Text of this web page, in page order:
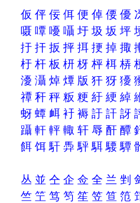
仮伻佞佴便倬偠優
嗫 嘾 嚘 囁圩圾坂坪
扜扞扳抨挕挭掉掫
杅杆板枅枒枰栮梇
瀀灄焯燂 版犴犽獶
禫秆秤粄粳紆綆綽
蚜蟫衈衧褥訏訐訝
躡軒軯輙轩辱 酐醰
餌饵馯馵駍駬騕驔
丛 並仝企佥全 兰剉
竺笁笃笉笙笠笪笵